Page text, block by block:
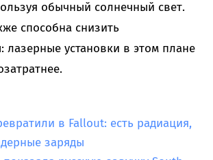
обычный солнечный свет.
способна снизить
лазерные установки в этом плане
в Fallout: есть радиация,
заряды